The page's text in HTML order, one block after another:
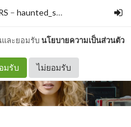
และยอมรับนโยบายความเป็นส่วนตัว
มรับ ไม่ยอมรับ
– haunted_skies